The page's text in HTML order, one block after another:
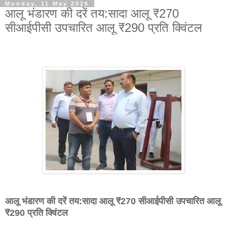
Monday, 11 May 2026
आलू भंडारण की दरें तय:सादा आलू ₹270
सीआईपीसी उपचारित आलू ₹290 प्रति क्विंटल
आलू भंडारण की दरें तय:सादा आलू ₹270 सीआईपीसी उपचारित आलू
₹290 प्रति क्विंटल